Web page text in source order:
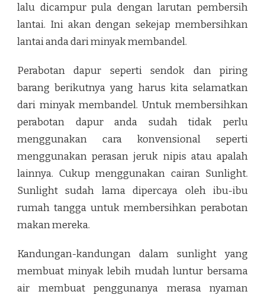
lalu dicampur pula dengan larutan pembersih
lantai. Ini akan dengan sekejap membersihkan
lantai anda dari minyak membandel.
Perabotan dapur seperti sendok dan piring
barang berikutnya yang harus kita selamatkan
dari minyak membandel. Untuk membersihkan
perabotan dapur anda sudah tidak perlu
menggunakan cara konvensional seperti
menggunakan perasan jeruk nipis atau apalah
lainnya. Cukup menggunakan cairan Sunlight.
Sunlight sudah lama dipercaya oleh ibu-ibu
rumah tangga untuk membersihkan perabotan
makan mereka.
Kandungan-kandungan dalam sunlight yang
membuat minyak lebih mudah luntur bersama
air membuat penggunanya merasa nyaman